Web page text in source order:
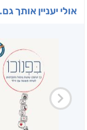
אולי יעניין אותך